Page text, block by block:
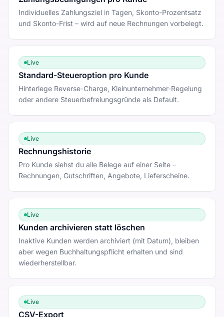
Individuelles Zahlungsziel in Tagen, Skonto-Prozentsatz
und Skonto-Frist – wird auf neue Rechnungen vorbelegt.
Live
Standard-Steueroption pro Kunde
Hinterlege Reverse-Charge, Kleinunternehmer-Regelung
oder andere Steuerbefreiungsgründe als Default.
Live
Rechnungshistorie
Pro Kunde siehst du alle Belege auf einer Seite –
Rechnungen, Gutschriften, Angebote, Lieferscheine.
Live
Kunden archivieren statt löschen
Inaktive Kunden werden archiviert (mit Datum), bleiben
aber wegen Buchhaltungspflicht erhalten und sind
wiederherstellbar.
Live
CSV-Export